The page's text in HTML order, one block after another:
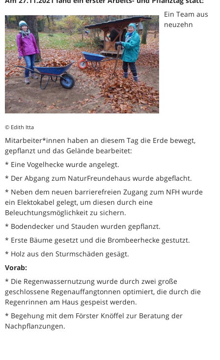
© Edith Itta
Ein Team aus
neuzehn
Mitarbeiter*innen haben an diesem Tag die Erde bewegt,
gepflanzt und das Gelände bearbeitet:
* Eine Vogelhecke wurde angelegt.
* Der Abgang zum NaturFreundehaus wurde abgeflacht.
* Neben dem neuen barrierefreien Zugang zum NFH wurde
ein Elektokabel gelegt, um diesen durch eine
Beleuchtungsmöglichkeit zu sichern.
* Bodendecker und Stauden wurden gepflanzt.
* Erste Bäume gesetzt und die Brombeerhecke gestutzt.
* Holz aus den Sturmschäden gesägt.
Vorab:
* Die Regenwassernutzung wurde durch zwei große
geschlossene Regenauffangtonnen optimiert, die durch die
Regenrinnen am Haus gespeist werden.
* Begehung mit dem Förster Knöffel zur Beratung der
Nachpflanzungen.